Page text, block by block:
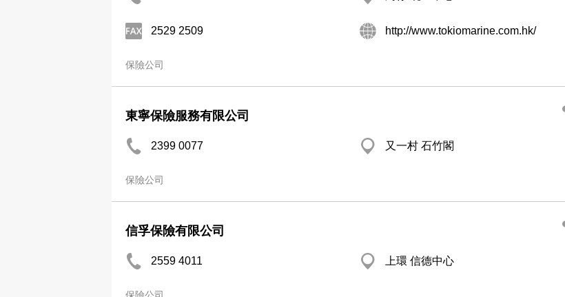
2529 2509 http://www.tokiomarine.com.hk/
保險公司
東寧保險服務有限公司
2399 0077 又一村 石竹閣
保險公司
信孚保險有限公司
2559 4011 上環 信德中心